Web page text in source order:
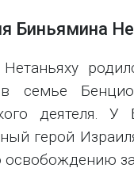
Биньямина
семье
деятеля.
герой
освобождению